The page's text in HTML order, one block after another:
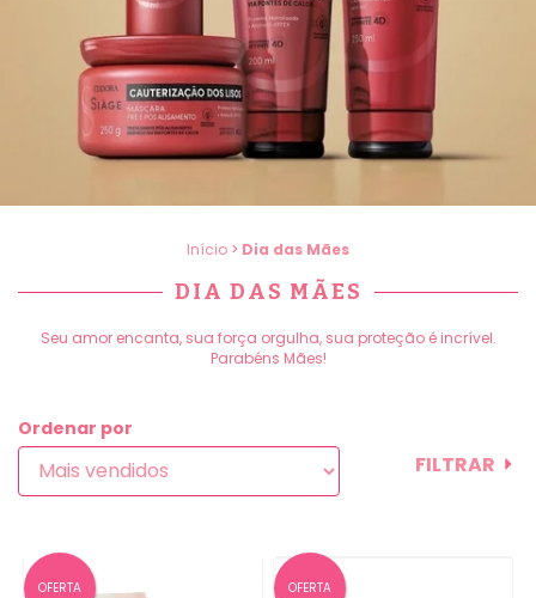
Início > Dia das Mães
DIA DAS MÃES
Seu amor encanta, sua força orgulha, sua proteção é incrível.
Parabéns Mães!
Ordenar por
FILTRAR
OFERTA OFERTA